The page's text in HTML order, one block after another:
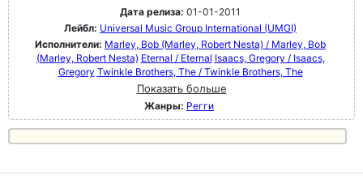
Дата релиза: 01-01-2011
Лейбл: Universal Music Group International (UMGI)
Исполнители: Marley, Bob (Marley, Robert Nesta) / Marley, Bob
(Marley, Robert Nesta) Eternal / Eternal Isaacs, Gregory / Isaacs,
Gregory Twinkle Brothers, The / Twinkle Brothers, The
Показать больше
Жанры: Регги